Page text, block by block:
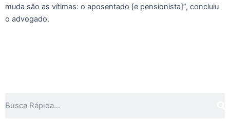
muda são as vítimas: o aposentado [e pensionista]”, concluiu
o advogado.